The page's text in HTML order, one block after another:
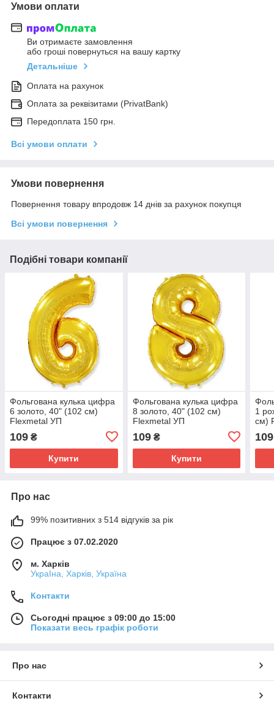
Умови оплати
Ви отримаєте замовлення
або гроші повернуться на вашу картку
Детальніше
Оплата на рахунок
Оплата за реквізитами (PrivatBank)
Передоплата 150 грн.
Всі умови оплати
Умови повернення
Повернення товару впродовж 14 днів за рахунок покупця
Всі умови повернення
Подібні товари компанії
Фольгована кулька цифра
6 золото, 40" (102 см)
Flexmetal УП
109 ₴
Купити
Фольгована кулька цифра
8 золото, 40" (102 см)
Flexmetal УП
109₴
Купити
1
см)
109
Про нас
99% позитивних з 514 відгуків за рік
Працює з 07.02.2020
м. Харків
УкраІна, Харків, Україна
Контакти
Сьогодні працює з 09:00 до 15:00
Показати весь графік роботи
Про нас
Контакти